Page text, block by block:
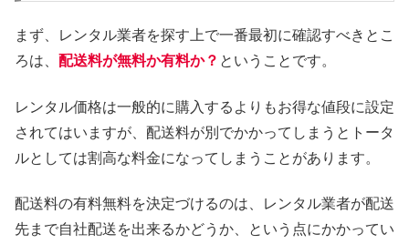
まず、レンタル業者を探す上で一番最初に確認すべきとこ
ろは、 配送料が無料か有料か？ ということです。
レンタル価格は一般的に購入するよりもお得な値段に設定
されてはいますが、配送料が別でかかってしまうとトータ
ルとしては割高な料金になってしまうことがあります。
配送料の有料無料を決定づけるのは、レンタル業者が配送
先まで自社配送を出来るかどうか、という点にかかってい